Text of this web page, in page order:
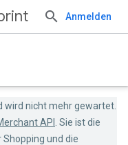
Anmelden
wird nicht mehr gewartet.
API
. Sie ist die
und die